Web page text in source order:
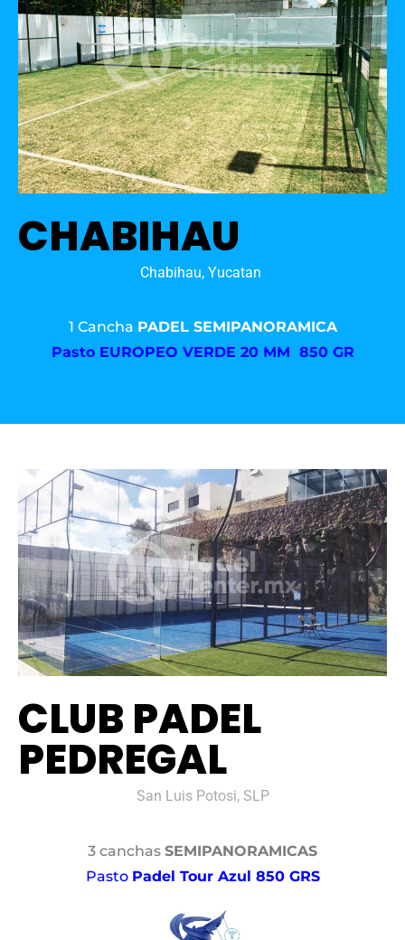
CHABIHAU
Chabihau, Yucatan
1 Cancha PADEL SEMIPANORAMICA
Pasto EUROPEO VERDE 20 MM 850 GR
CLUB PADEL
PEDREGAL
San Luis Potosi, SLP
3 canchas SEMIPANORAMICAS
Pasto Padel Tour Azul 850 GRS